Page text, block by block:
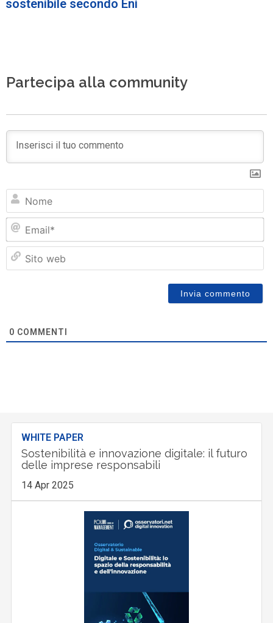
sostenibile secondo Eni
Partecipa alla community
0 COMMENTI
WHITE PAPER
Sostenibilità e innovazione digitale: il futuro
delle imprese responsabili
14 Apr 2025